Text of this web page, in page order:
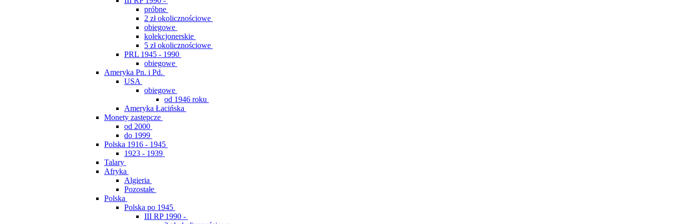
próbne
2 zł okolicznościowe
obiegowe
kolekcjonerskie
5 zł okolicznościowe
PRL 1945 - 1990
obiegowe
Ameryka Pn. i Pd.
USA
obiegowe
od 1946 roku
Ameryka Łacińska
Monety zastępcze
od 2000
do 1999
Polska 1916 - 1945
1923 - 1939
Talary
Afryka
Algieria
Pozostałe
Polska
Polska po 1945
III RP 1990 -